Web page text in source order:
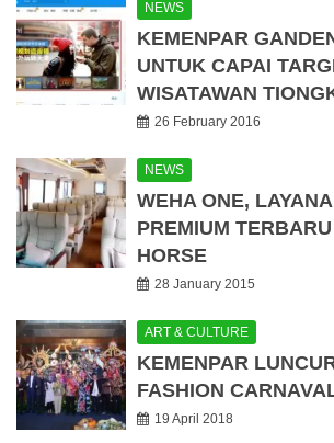
NEWS
KEMENPAR
UNTUK CAPAI
WISATAWAN
26 February 2016
NEWS
WEHA ONE,
PREMIUM
HORSE
28 January 2015
ART & CULTURE
KEMENPAR
FASHION
19 April 2018